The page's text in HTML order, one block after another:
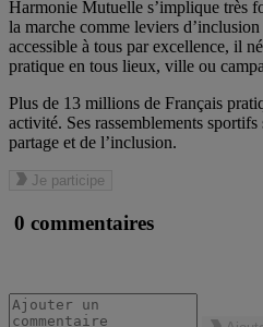
Harmonie Mutuelle s’implique très
la marche comme leviers
accessible à tous par excellence, il
pratique en tous lieux, ville ou
Plus de 13 millions de Français
activité. Ses rassemblements
partage et de l’inclusion.
Je participe
0 commentaires